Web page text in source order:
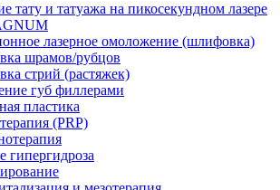
тату и татуажа на пикосекундном лазере
лазерное омоложение (шлифовка)
шрамов/рубцов
стрий (растяжек)
губ филлерами
пластика
(PRP)
гипергидроза